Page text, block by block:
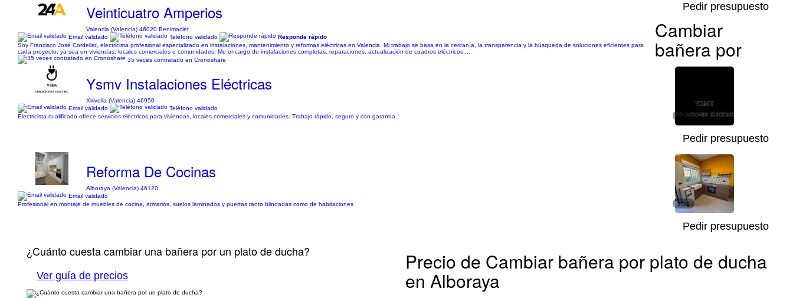
Veinticuatro Amperios
Valencia (Valencia) 46020 Benimaclet
Email validado
Teléfono validado
Responde rápido
Soy Francisco José Cordellat, electricista profesional especializado en instalaciones, mantenimiento y reformas eléctricas en Valencia. Mi trabajo se basa en la cercanía, la transparencia y la búsqueda de soluciones eficientes para
cada proyecto, ya sea en viviendas, locales comerciales o comunidades. Me encargo de instalaciones completas, reparaciones, actualización de cuadros eléctricos,...
35 veces contratado en Cronoshare
Pedir presupuesto
Ysmv Instalaciones Eléctricas
Xirivella (Valencia) 46950
Email validado
Teléfono validado
Electricista cualificado ofrece servicios eléctricos para viviendas, locales comerciales y comunidades. Trabajo rápido, seguro y con garantía.
1/8
Pedir presupuesto
Reforma De Cocinas
Alboraya (Valencia) 46120
Email validado
Profesional en montaje de muebles de cocina, armarios, suelos laminados y puertas tanto blindadas como de habitaciones
1/24
Pedir presupuesto
¿Cuánto cuesta cambiar una bañera por un plato de ducha?
Ver guía de precios
Precio de Cambiar bañera por plato de ducha
en Alboraya
Cambiar
bañera por